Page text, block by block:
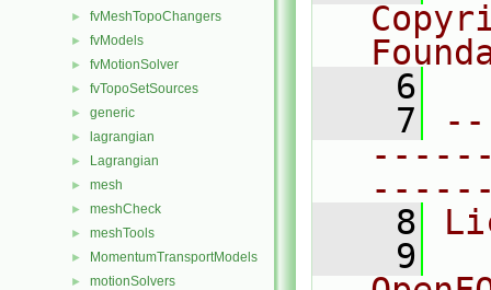
► fvMeshTopoChangers
► fvModels
► fvMotionSolver
► fvTopoSetSources
► generic
► lagrangian
► Lagrangian
► mesh
► meshCheck
► meshTools
► MomentumTransportModels
► motionSolvers
    6
    7
    8
    9